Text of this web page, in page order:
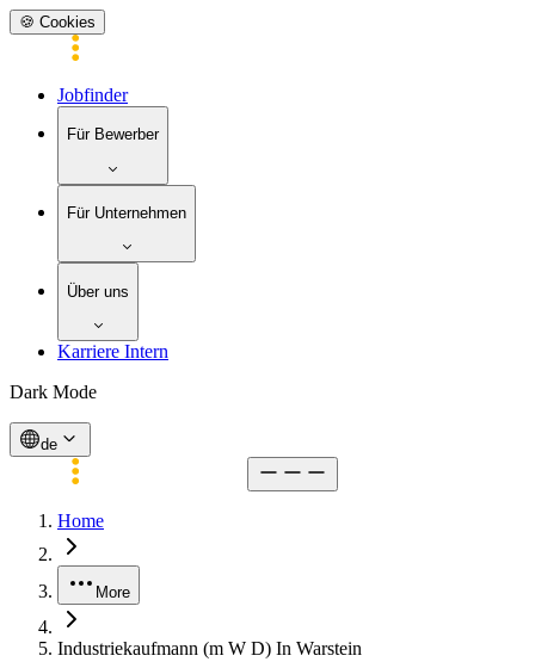
🍪 Cookies
Jobfinder
Für Bewerber
Für Unternehmen
Über uns
Karriere Intern
Dark Mode
de
Home
More
Industriekaufmann (m W D) In Warstein